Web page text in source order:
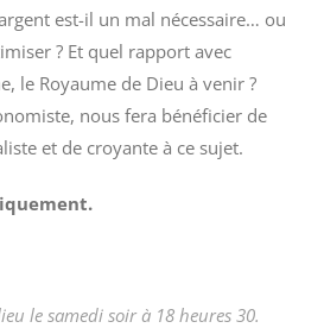
est-il un mal nécessaire… ou
? Et quel rapport avec
le Royaume de Dieu à venir ?
nous fera bénéficier de
et de croyante à ce sujet.
le samedi soir à 18 heures 30.